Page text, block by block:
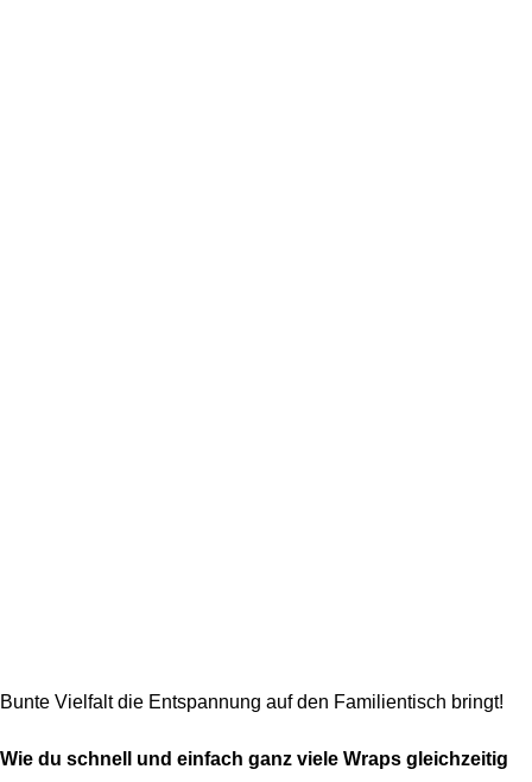
Bunte Vielfalt die Entspannung auf den Familientisch bringt!
Wie du schnell und einfach ganz viele Wraps gleichzeitig